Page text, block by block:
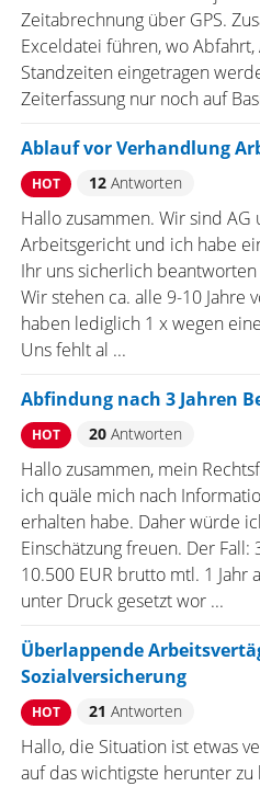
Zeitabrechnung über GPS.
Exceldatei führen, wo
Standzeiten eingetragen
Zeiterfassung nur noch auf
Ablauf vor Verhandlung
HOT 12Antworten
Hallo zusammen. Wir sind
Arbeitsgericht und ich habe
Ihr uns sicherlich
Wir stehen ca. alle 9-10 Jahre
haben lediglich 1 x wegen
Uns fehlt al ...
Abfindung nach 3 Jahren
HOT 20Antworten
Hallo zusammen, mein
ich quäle mich nach
erhalten habe. Daher würde
Einschätzung freuen. Der Fall:
10.500 EUR brutto mtl. 1 Jahr
unter Druck gesetzt wor ...
Überlappende
Sozialversicherung
HOT 21 Antworten
Hallo, die Situation ist etwas
auf das wichtigste herunter